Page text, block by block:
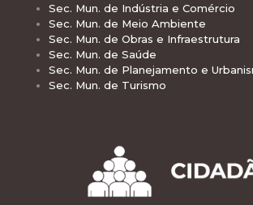
Sec. Mun. de Indústria e Comércio
Sec. Mun. de Meio Ambiente
Sec. Mun. de Obras e Infraestrutura
Sec. Mun. de Saúde
Sec. Mun. de Planejamento e
Sec. Mun. de Turismo